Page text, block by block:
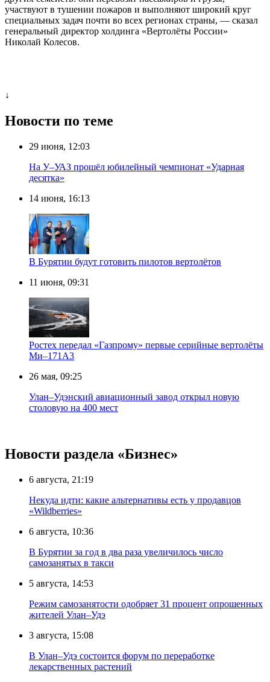
участвуют в тушении пожаров и выполняют широкий круг
специальных задач почти во всех регионах страны, — сказал
генеральный директор холдинга «Вертолёты России»
Николай Колесов.
↓
Новости по теме
29 июня, 12:03
На У–УАЗ прошёл юбилейный чемпионат «Ударная
десятка»
14 июня, 16:13
В Бурятии будут готовить пилотов вертолётов
11 июня, 09:31
Ростех передал «Газпрому» первые серийные вертолёты
Ми–171А3
26 мая, 09:25
Улан–Удэнский авиационный завод открыл новую
столовую на 400 мест
Новости раздела «Бизнес»
6 августа, 21:19
Некуда идти: какие альтернативы есть у продавцов
«Wildberries»
6 августа, 10:36
В Бурятии за год в два раза увеличилось число
самозанятых в такси
5 августа, 14:53
Режим самозанятости одобряет 31 процент опрошенных
жителей Улан–Удэ
3 августа, 15:08
В Улан–Удэ состоится форум по переработке
лекарственных растений